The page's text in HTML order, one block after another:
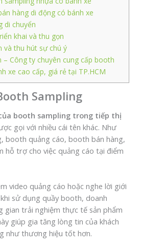
hàng di động có bánh xe
di chuyển
khai và thu gọn
và thu hút sự chú ý
Công ty chuyên cung cấp booth
xe cao cấp, giá rẻ tại TP.HCM
Sampling
booth sampling trong tiếp thị
gọi với nhiều cái tên khác. Như
booth quảng cáo, booth bán hàng,
hỗ trợ cho việc quảng cáo tại điểm
video quảng cáo hoặc nghe lời giới
sử dụng quầy booth, doanh
gian trải nghiệm thực tế sản phẩm
giúp gia tăng lòng tin của khách
như thương hiệu tốt hơn.